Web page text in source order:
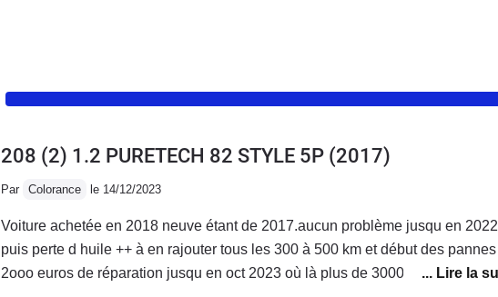
208 (2) 1.2 PURETECH 82 STYLE 5P (2017)
Par Colorance le 14/12/2023
Voiture achetée en 2018 neuve étant de 2017.aucun problème jusqu en 2022
puis perte d huile ++ à en rajouter tous les 300 à 500 km et début des pannes
2ooo euros de réparation jusqu en oct 2023 où là plus de 3000 euros de